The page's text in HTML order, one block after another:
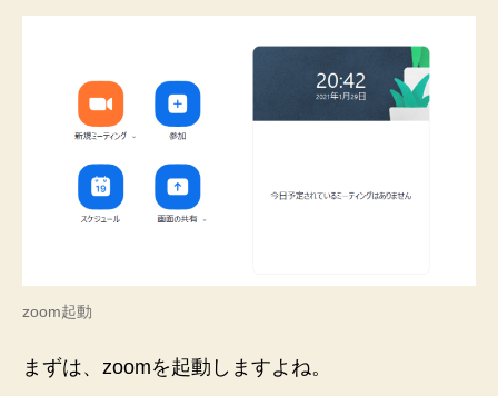
zoom起動
まずは、zoomを起動しますよね。